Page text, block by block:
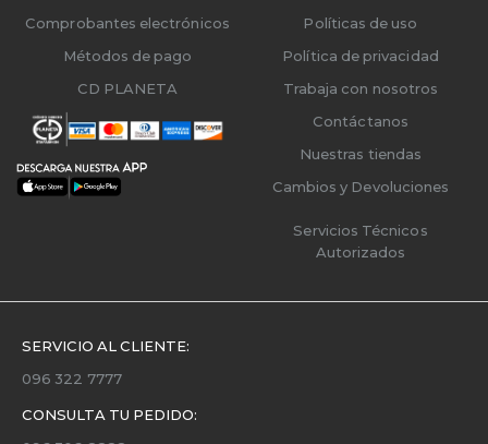
Comprobantes electrónicos
Métodos de pago
CD PLANETA
Políticas de uso
Política de privacidad
Trabaja con nosotros
Contáctanos
Nuestras tiendas
Cambios y Devoluciones
Servicios Técnicos
Autorizados
SERVICIO AL CLIENTE:
096 322 7777
CONSULTA TU PEDIDO: